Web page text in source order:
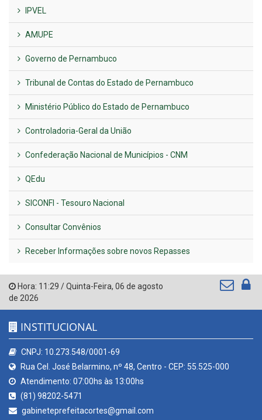
IPVEL
AMUPE
Governo de Pernambuco
Tribunal de Contas do Estado de Pernambuco
Ministério Público do Estado de Pernambuco
Controladoria-Geral da União
Confederação Nacional de Municípios - CNM
QEdu
SICONFI - Tesouro Nacional
Consultar Convênios
Receber Informações sobre novos Repasses
Hora: 11:29 /Quinta-Feira, 06 de agosto
de 2026
INSTITUCIONAL
CNPJ: 10.273.548/0001-69
Rua Cel. José Belarmino, nº 48, Centro - CEP: 55.525-000
Atendimento: 07:00hs às 13:00hs
(81) 98202-5471
gabineteprefeitacortes@gmail.com